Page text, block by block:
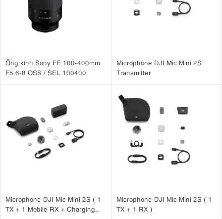
Ống kính Sony FE 100-400mm
F5.6-8 OSS / SEL 100400
Microphone DJI Mic Mini 2S
Transmitter
Microphone DJI Mic Mini 2S ( 1
TX + 1 Mobile RX + Charging
Microphone DJI Mic Mini 2S ( 1
TX + 1 RX )